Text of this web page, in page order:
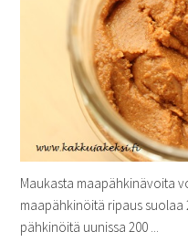
Maukasta maapähkinävoita
maapähkinöitä ripaus suolaa
pähkinöitä uunissa 200 ...